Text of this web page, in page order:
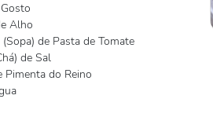
Alho
de Pasta de Tomate
de Sal
Pimenta do Reino